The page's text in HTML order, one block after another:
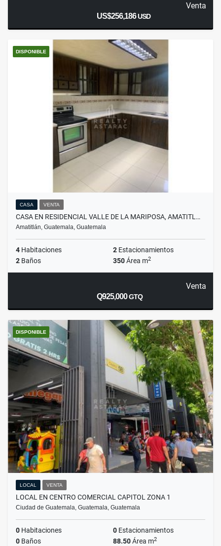
Venta
US$256,186USD
DISPONIBLE
CASA VENTA
CASA EN RESIDENCIAL VALLE DE LA MARIPOSA, AMATITL…
Amatitlán, Guatemala, Guatemala
4 Habitaciones 2 Estacionamientos
2 Baños 350Área m2
Venta
Q925,000GTQ
DISPONIBLE
LOCAL VENTA
LOCAL EN CENTRO COMERCIAL CAPITOL ZONA 1
Ciudad de Guatemala, Guatemala, Guatemala
0 Habitaciones 0 Estacionamientos
0 Baños 88.50Área m2